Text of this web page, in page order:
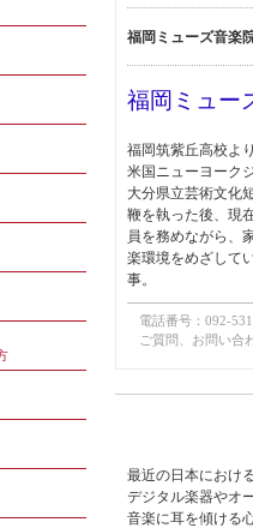
福岡ミューズ
福岡ミュー
福岡筑紫丘高校よ
米国ニューヨーク
大分県立芸術文化
鞭を執った後、現
員を務めながら、
楽環境をめざして
事。
電話番号：092-
ご質問、お問
最近の日本におけ
デジタル楽器やオ
音楽に耳を傾ける